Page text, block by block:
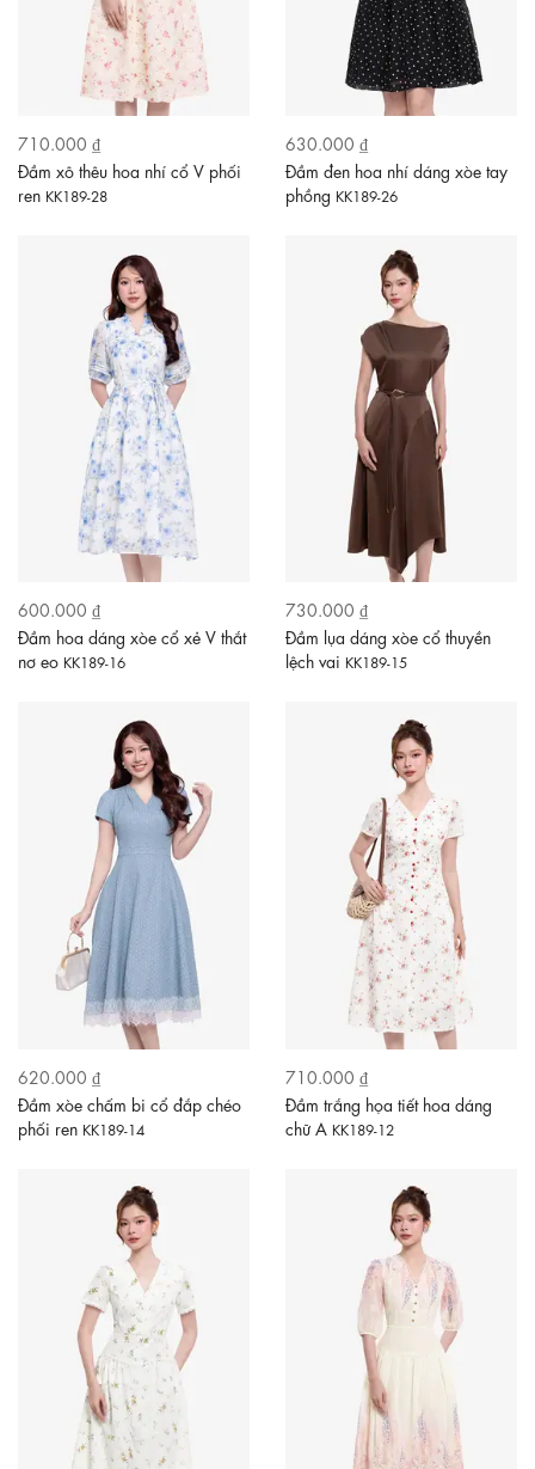
710.000 ₫
Đầm xô thêu hoa nhí cổ V phối
ren KK189-28
630.000 ₫
Đầm đen hoa nhí dáng xòe tay
phồng KK189-26
600.000 ₫
Đầm hoa dáng xòe cổ xẻ V thắt
nơ eo KK189-16
730.000 ₫
Đầm lụa dáng xòe cổ thuyền
lệch vai KK189-15
620.000 ₫
Đầm xòe chấm bi cổ đắp chéo
phối ren KK189-14
710.000 ₫
Đầm trắng họa tiết hoa dáng
chữ A KK189-12